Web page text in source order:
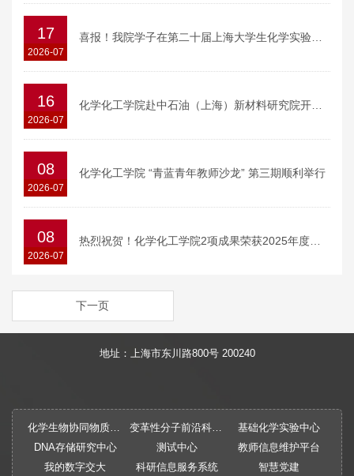
17
2026-07
16
2026-07
08
2026-07
化学化工学院 “青蓝青年教师沙龙” 第三期顺利举行
08
2026-07
下一页
地址：上海市东川路800号 200240
化学生物协同物质创制全国重点实验室 变革性分子前沿科学中心
基础化学实验中心
DNA存储研究中心
测试中心
教师信息维护平台
我的数字交大
科研信息服务系统 智慧党建